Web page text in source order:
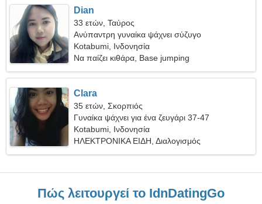
Dian
33 ετών, Ταύρος
Ανύπαντρη γυναίκα ψάχνει σύζυγο
Kotabumi, Ινδονησία
Να παίζει κιθάρα, Base jumping
Clara
35 ετών, Σκορπιός
Γυναίκα ψάχνει για ένα ζευγάρι 37-47
Kotabumi, Ινδονησία
ΗΛΕΚΤΡΟΝΙΚΑ ΕΙΔΗ, Διαλογισμός
Πώς λειτουργεί το IdnDatingGo